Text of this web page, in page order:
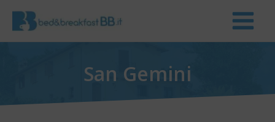
San Gemini